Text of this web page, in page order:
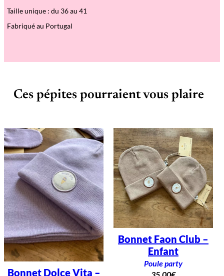
Taille unique : du 36 au 41
Fabriqué au Portugal
Ces pépites pourraient vous plaire
Bonnet Dolce Vita –
Bonnet Faon Club –
Enfant
Poule party